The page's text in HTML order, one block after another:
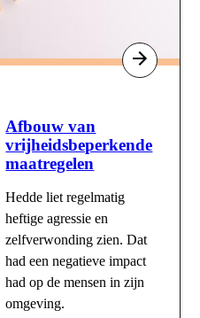
Afbouw van
vrijheidsbeperkende
maatregelen
Hedde liet regelmatig
heftige agressie en
zelfverwonding zien. Dat
had een negatieve impact
had op de mensen in zijn
omgeving.